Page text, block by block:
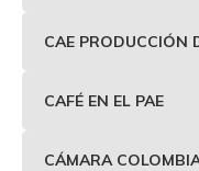
CAE PRODUCCIÓN
CAFÉ EN EL PAE
CÁMARA